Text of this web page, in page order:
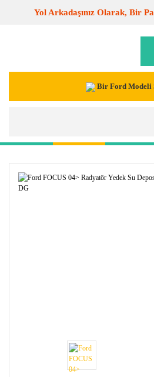
Yol Arkadaşınız Olarak, Bir
Bir Ford Modeli